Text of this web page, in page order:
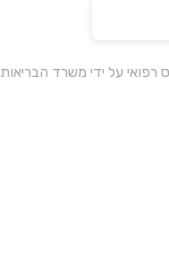
על ידי משרד הבריאות